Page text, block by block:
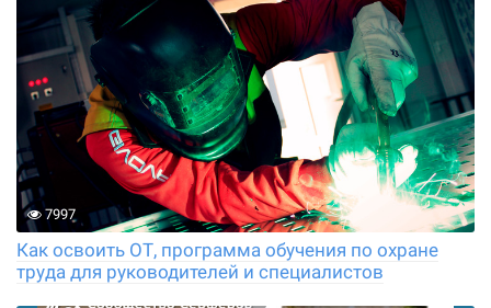
7997
Как освоить ОТ, программа обучения по охране
труда для руководителей и специалистов